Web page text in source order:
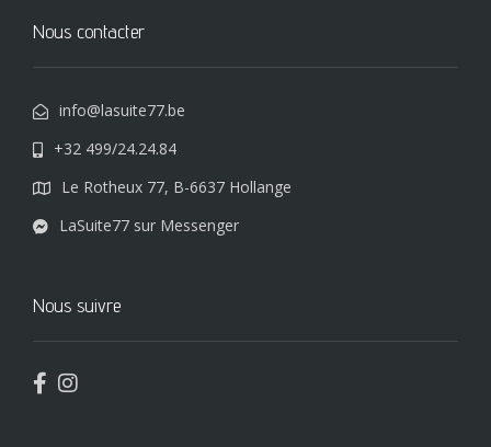
Nous contacter
info@lasuite77.be
+32 499/24.24.84
Le Rotheux 77, B-6637 Hollange
LaSuite77 sur Messenger
Nous suivre